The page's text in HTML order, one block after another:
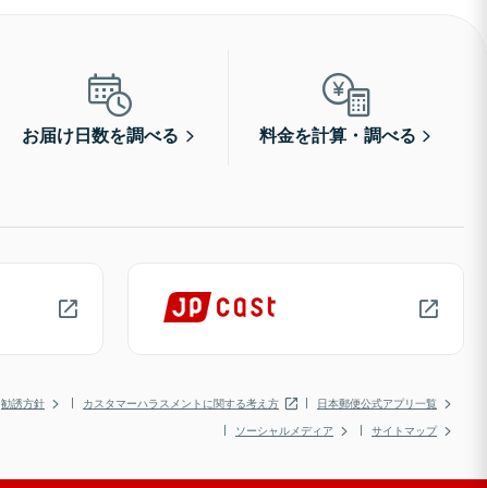
お届け日数を調べる 料金を計算・調べる
勧誘方針 カスタマーハラスメントに関する考え方
日本郵便公式アプリ一覧
ソーシャルメディア
サイトマップ